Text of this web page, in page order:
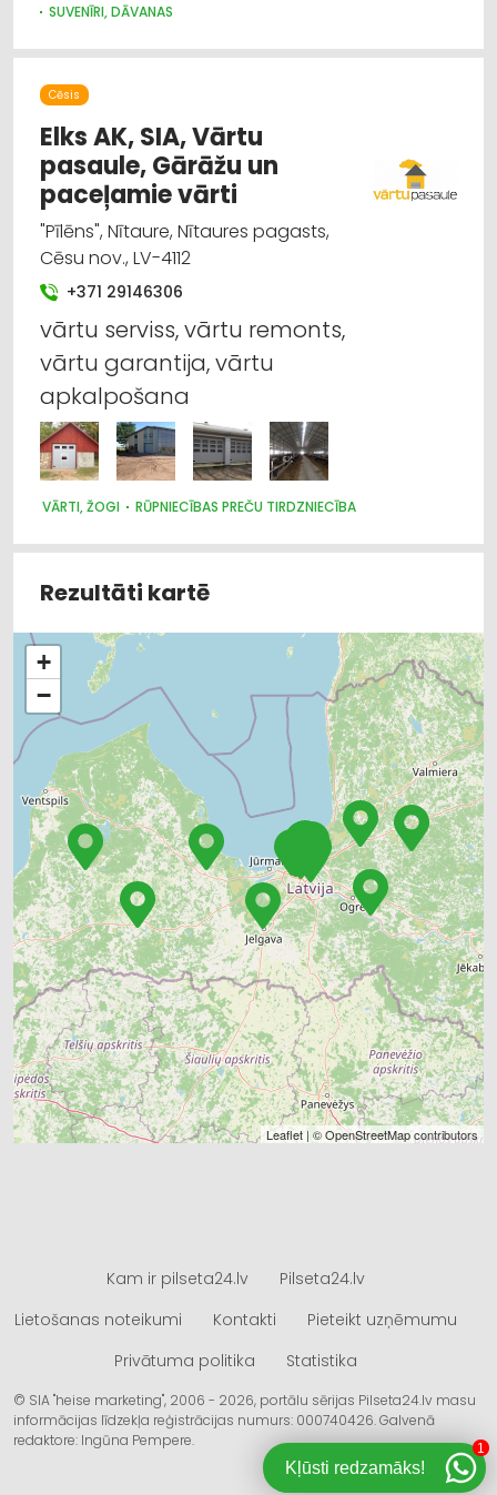
SUVENĪRI, DĀVANAS
Cēsis
Elks AK, SIA, Vārtu
pasaule, Gārāžu un
paceļamie vārti
"Pīlēns", Nītaure, Nītaures pagasts,
Cēsu nov., LV-4112
+371 29146306
vārtu serviss, vārtu remonts,
vārtu garantija, vārtu
apkalpošana
VĀRTI, ŽOGI RŪPNIECĪBAS PREČU TIRDZNIECĪBA
Rezultāti kartē
+
−
Leaflet | ©OpenStreetMapcontributors
Kam ir pilseta24.lv
Pilseta24.lv
Lietošanas noteikumi
Kontakti
Pieteikt uzņēmumu
Privātuma politika
Statistika
© SIA "heise marketing", 2006 - 2026, portālu sērijas Pilseta24.lv masu
informācijas līdzekļa reģistrācijas numurs: 000740426. Galvenā
redaktore: Ingūna Pempere.
Kļūsti redzamāks!
1